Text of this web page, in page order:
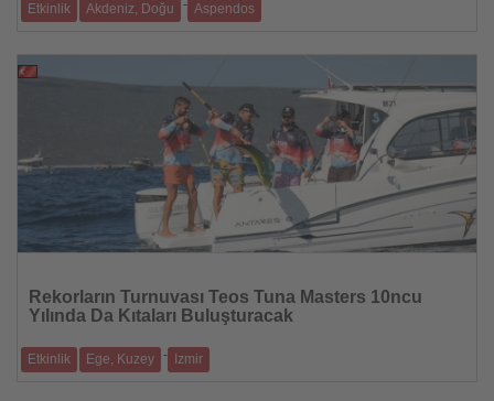
Etkinlik Akdeniz, Doğu - Aspendos
çapında sanatç
Rekorların Turnuvası Teos Tuna Masters 10ncu
Yılında Da Kıtaları Buluşturacak
Etkinlik Ege, Kuzey -
Izmir